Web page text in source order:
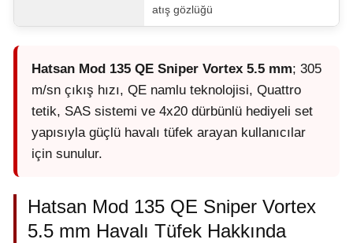
atış gözlüğü
Hatsan Mod 135 QE Sniper Vortex 5.5 mm; 305
m/sn çıkış hızı, QE namlu teknolojisi, Quattro
tetik, SAS sistemi ve 4x20 dürbünlü hediyeli set
yapısıyla güçlü havalı tüfek arayan kullanıcılar
için sunulur.
Hatsan Mod 135 QE Sniper Vortex
5.5 mm Havalı Tüfek Hakkında